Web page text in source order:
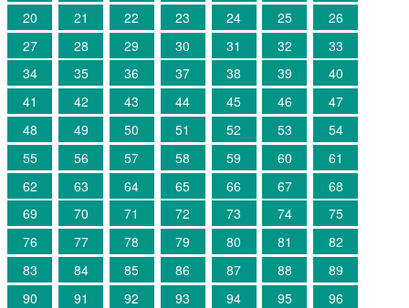
20
21 22 23 24 25
26
27
28 29 30 31 32
33
34
35 36 37 38 39
40
41
42 43 44 45 46
47
48
49 50 51 52 53
54
55
56 57 58 59 60
61
62
63 64 65 66 67
68
69
70 71 72 73 74
75
76
77 78 79 80 81
82
83
84 85 86 87 88
89
90
91 92 93 94 95
96